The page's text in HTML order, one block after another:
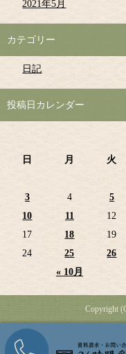
2021年5月
カテゴリー
日記
投稿日カレンダー
日 月 火
« 10月
3
4 5
10
11 12
17
18 19
24
25 26
Copyright